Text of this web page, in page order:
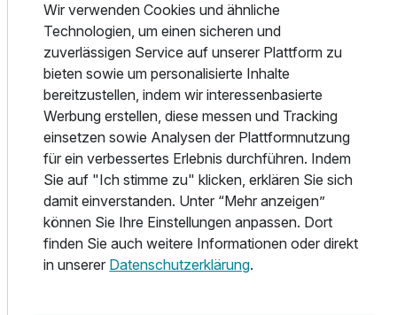
Wohlfühlen – ideal für Paare, Genießer, Radfahrer und
Geschäftsreisende, die Komfort und persönliche
Atmosphäre schätzen.
Besonders beliebt ist das reichhaltige Frühstück „rund um
den Apfel“ mit regionalen Produkten, vitalen Angeboten
und frischen Eierspeisen aus dem Front-Cooking-Bereich.
Am Abend genießen Sie westfälische Spezialitäten und
saisonale Küche im gemütlichen Restaurant GüTsel oder im
wunderschönen Biergarten.
Für entspannte Stunden sorgt der kleine Wellnessbereich
mit Sauna und Dampfbad. Zusätzlich können wohltuende
Wir verwenden Cookies und ähnliche
Technologien, um einen sicheren und
zuverlässigen Service auf unserer Plattform zu
bieten sowie um personalisierte Inhalte
bereitzustellen, indem wir interessenbasierte
Werbung erstellen, diese messen und Tracking
einsetzen sowie Analysen der Plattformnutzung
für ein verbessertes Erlebnis durchführen. Indem
Sie auf "Ich stimme zu" klicken, erklären Sie sich
damit einverstanden. Unter “Mehr anzeigen”
können Sie Ihre Einstellungen anpassen. Dort
finden Sie auch weitere Informationen oder direkt
in unserer Datenschutzerklärung.